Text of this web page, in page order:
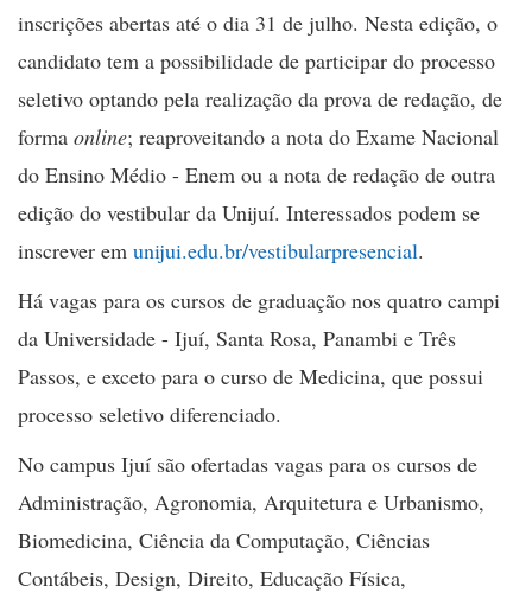
inscrições abertas até o dia 31 de julho. Nesta edição, o
candidato tem a possibilidade de participar do processo
seletivo optando pela realização da prova de redação, de
forma online; reaproveitando a nota do Exame Nacional
do Ensino Médio - Enem ou a nota de redação de outra
edição do vestibular da Unijuí. Interessados podem se
inscrever em unijui.edu.br/vestibularpresencial.
Há vagas para os cursos de graduação nos quatro campi
da Universidade - Ijuí, Santa Rosa, Panambi e Três
Passos, e exceto para o curso de Medicina, que possui
processo seletivo diferenciado.
No campus Ijuí são ofertadas vagas para os cursos de
Administração, Agronomia, Arquitetura e Urbanismo,
Biomedicina, Ciência da Computação, Ciências
Contábeis, Design, Direito, Educação Física,